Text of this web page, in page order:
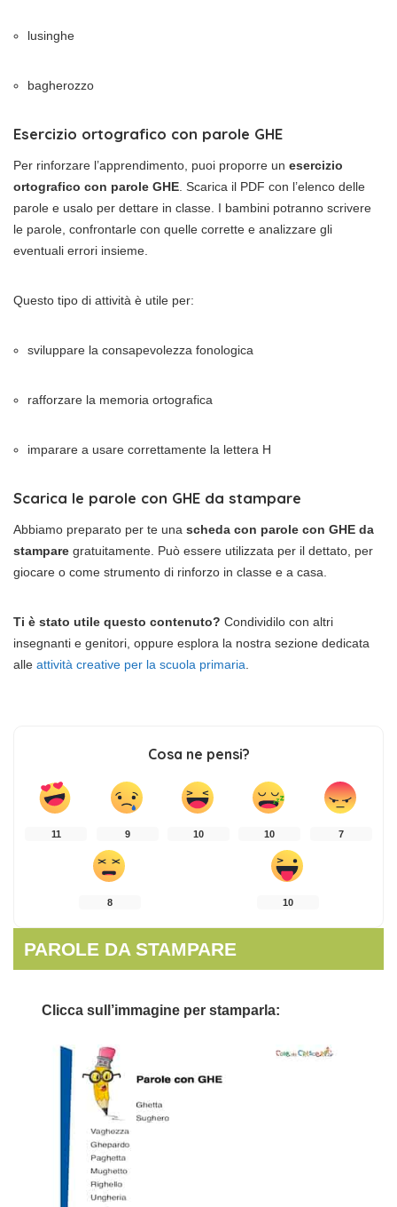
lusinghe
bagherozzo
Esercizio ortografico con parole GHE
Per rinforzare l’apprendimento, puoi proporre un esercizio
ortografico con parole GHE . Scarica il PDF con l’elenco delle
parole e usalo per dettare in classe. I bambini potranno scrivere
le parole, confrontarle con quelle corrette e analizzare gli
eventuali errori insieme.
Questo tipo di attività è utile per:
sviluppare la consapevolezza fonologica
rafforzare la memoria ortografica
imparare a usare correttamente la lettera H
Scarica le parole con GHE da stampare
Abbiamo preparato per te una scheda con parole con GHE da
stampare gratuitamente. Può essere utilizzata per il dettato, per
giocare o come strumento di rinforzo in classe e a casa.
Ti è stato utile questo contenuto? Condividilo con altri
insegnanti e genitori, oppure esplora la nostra sezione dedicata
alle attività creative per la scuola primaria
Cosa ne pensi?
11 9 10 10 7
8 10
PAROLE DA STAMPARE
Clicca sull’immagine per stamparla: